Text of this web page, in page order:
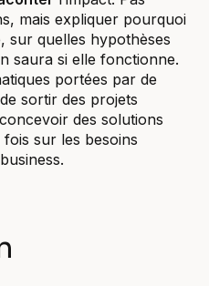
mais expliquer pourquoi
sur quelles hypothèses
saura si elle fonctionne.
portées par de
sortir des projets
des solutions
sur les besoins